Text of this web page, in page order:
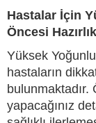
Hastalar İçin
Öncesi
Yüksek
hastaların
yapacağınız